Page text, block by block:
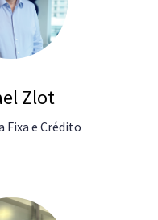
Zlot
Fixa e Crédito